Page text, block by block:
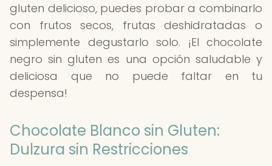
gluten delicioso, puedes probar a combinarlo
con frutos secos, frutas deshidratadas o
simplemente degustarlo solo. ¡El chocolate
negro sin gluten es una opción saludable y
deliciosa que no puede faltar en tu
despensa!
Chocolate Blanco sin Gluten:
Dulzura sin Restricciones